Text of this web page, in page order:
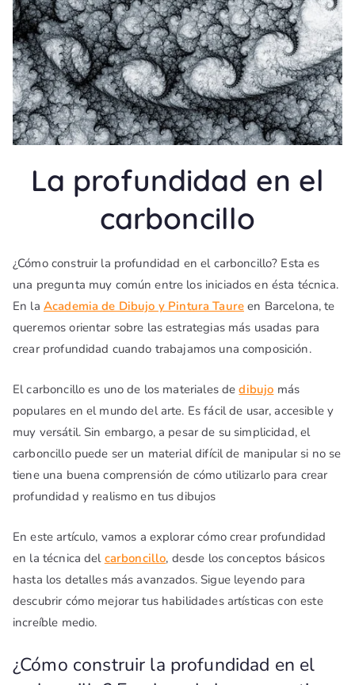
La profundidad en el
carboncillo
¿Cómo construir la profundidad en el carboncillo? Esta es
una pregunta muy común entre los iniciados en ésta técnica.
En la Academia de Dibujo y Pintura Taure en Barcelona, te
queremos orientar sobre las estrategias más usadas para
crear profundidad cuando trabajamos una composición.
El carboncillo es uno de los materiales dedibujo más
populares en el mundo del arte. Es fácil de usar, accesible y
muy versátil. Sin embargo, a pesar de su simplicidad, el
carboncillo puede ser un material difícil de manipular si no se
tiene una buena comprensión de cómo utilizarlo para crear
profundidad y realismo en tus dibujos
En este artículo, vamos a explorar cómo crear profundidad
en la técnica del carboncillo, desde los conceptos básicos
hasta los detalles más avanzados. Sigue leyendo para
descubrir cómo mejorar tus habilidades artísticas con este
increíble medio.
¿Cómo construir la profundidad en el